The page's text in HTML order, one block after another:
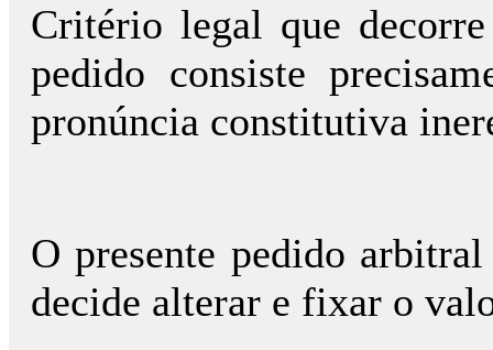
Critério legal que
pedido consiste
pronúncia constitutiva
O presente pedido
decide alterar e fixar o